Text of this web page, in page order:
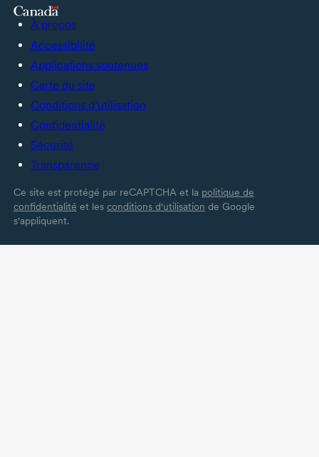
À propos
Accessibilité
Applications soutenues
Carte du site
Conditions d’utilisation
Confidentialité
Sécurité
Transparence
Ce site est protégé par reCAPTCHA et la politique de
confidentialité et les conditions d'utilisation de Google
s'appliquent.